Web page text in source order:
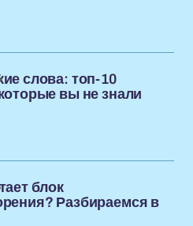
слова: топ-10
вы не знали
блок
Разбираемся в